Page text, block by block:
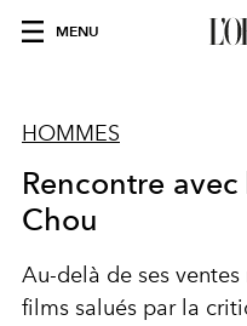
MENU
HOMMES
Rencontre
Chou
Au-delà de ses ventes
films salués par la